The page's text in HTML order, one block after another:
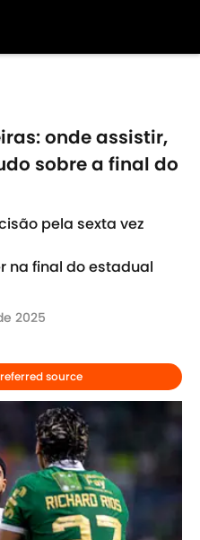
onde assistir,
sobre a final do
pela sexta vez
na final do estadual
2025
source